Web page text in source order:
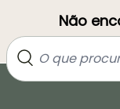
Não